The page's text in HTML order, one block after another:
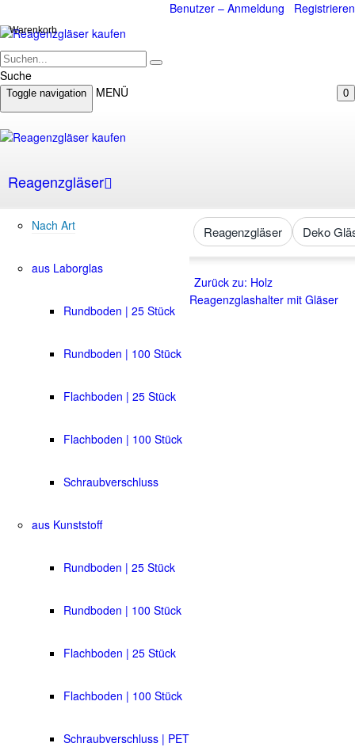
Benutzer – Anmeldung Registrieren
Suche
0
Warenkorb
Toggle navigation MENÜ
Reagenzgläser
Nach Art
aus Laborglas
Rundboden | 25 Stück
Rundboden | 100 Stück
Flachboden | 25 Stück
Flachboden | 100 Stück
Schraubverschluss
aus Kunststoff
Rundboden | 25 Stück
Rundboden | 100 Stück
Flachboden | 25 Stück
Flachboden | 100 Stück
Schraubverschluss | PET
Reagenzgläser Deko
Zurück zu: Holz
Reagenzglashalter mit Gläser